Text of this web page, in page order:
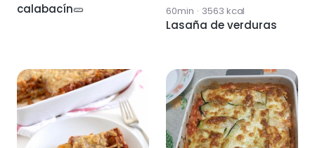
calabacín🥒
60min · 3563 kcal
Lasaña de verduras